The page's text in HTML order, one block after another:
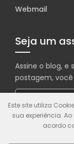
Webmail
Seja um
Assine o blog,
postagem,
Este site utiliza
sua experiência.
acordo